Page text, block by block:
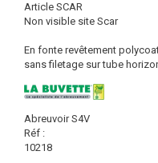
Article SCAR
Non visible site Scar
En fonte revêtement
sans filetage sur tube
Abreuvoir S4V
Réf :
10218